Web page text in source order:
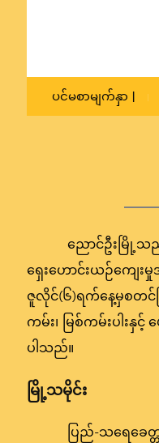
ပင်မစာမျက်နှာ |
ညောင်ဦးမြို့
ရှေးဟောင်းယဉ်ကျေ
ဇူလိုင်(၆)ရက်နေ့မှစတင်
ကမ်း၊ မြစ်ကမ်းပါးနှ
ပါသည်။
မြို့သမိုင်း
ပြည်-သရေခေ